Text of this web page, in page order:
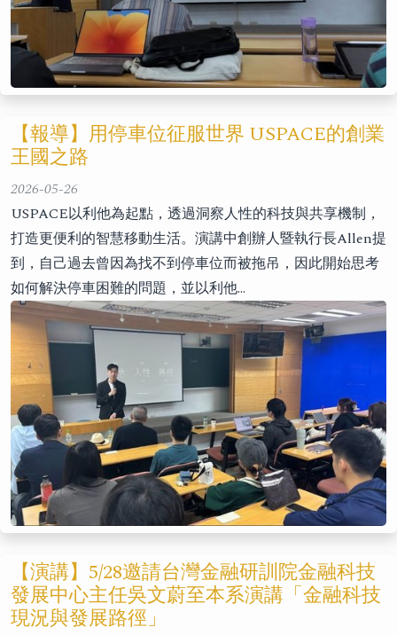
【報導】用停車位征服世界 USPACE的創業
王國之路
2026-05-26
USPACE以利他為起點，透過洞察人性的科技與共享機制，
打造更便利的智慧移動生活。演講中創辦人暨執行長Allen提
到，自己過去曾因為找不到停車位而被拖吊，因此開始思考
如何解決停車困難的問題，並以利他…
【演講】5/28邀請台灣金融研訓院金融科技
發展中心主任吳文蔚至本系演講「金融科技
現況與發展路徑」